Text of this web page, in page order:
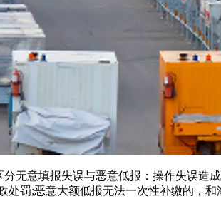
意填报失误与恶意低报：操作失误造
罚;恶意大额低报无法一次性补缴的，和